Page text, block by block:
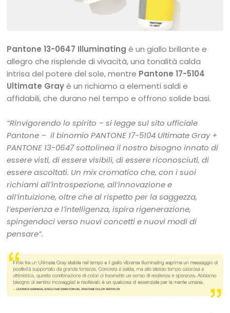
Pantone 13-0647 Illuminating è un giallo brillante e
allegro che risplende di vivacità, una tonalità calda
intrisa del potere del sole, mentre Pantone 17-5104
Ultimate Grayè un richiamo a elementi saldi e
affidabili, che durano nel tempo e offrono solide basi.
“Rinvigorendo lo spirito – si legge sul sito ufficiale
Pantone – il binomio PANTONE 17-5104 Ultimate Gray +
PANTONE 13-0647 sottolinea il nostro bisogno innato di
essere visti, di essere visibili, di essere riconosciuti, di
essere ascoltati. Un mix cromatico che, con i suoi
richiami all’introspezione, all’innovazione e
all’intuizione, oltre che al rispetto per la saggezza,
l’esperienza e l’intelligenza, ispira rigenerazione,
spingendoci verso nuovi concetti e nuovi modi di
pensare”.